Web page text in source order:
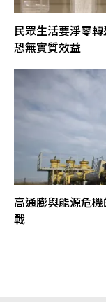
民眾生活要淨零
恐無實質效益
高通膨與能源危
戰